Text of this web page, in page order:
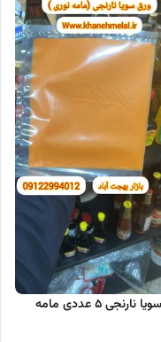
ورق سویا نارنجی ۵ عددی مامه